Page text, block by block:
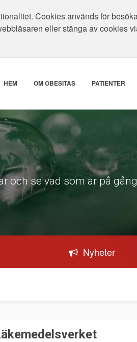
Cookies används för
eller stänga av cookies
HEM OM OBESITAS PATIENTER
och se vad som är på
Nyheter